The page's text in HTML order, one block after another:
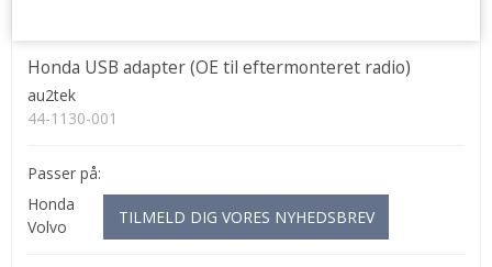
Honda USB adapter (OE til eftermonteret radio)
au2tek
44-1130-001
Passer på:
Honda
Volvo
TILMELD DIG VORES NYHEDSBREV